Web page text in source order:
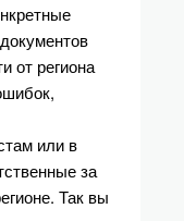
от региона
или в
за
Так вы